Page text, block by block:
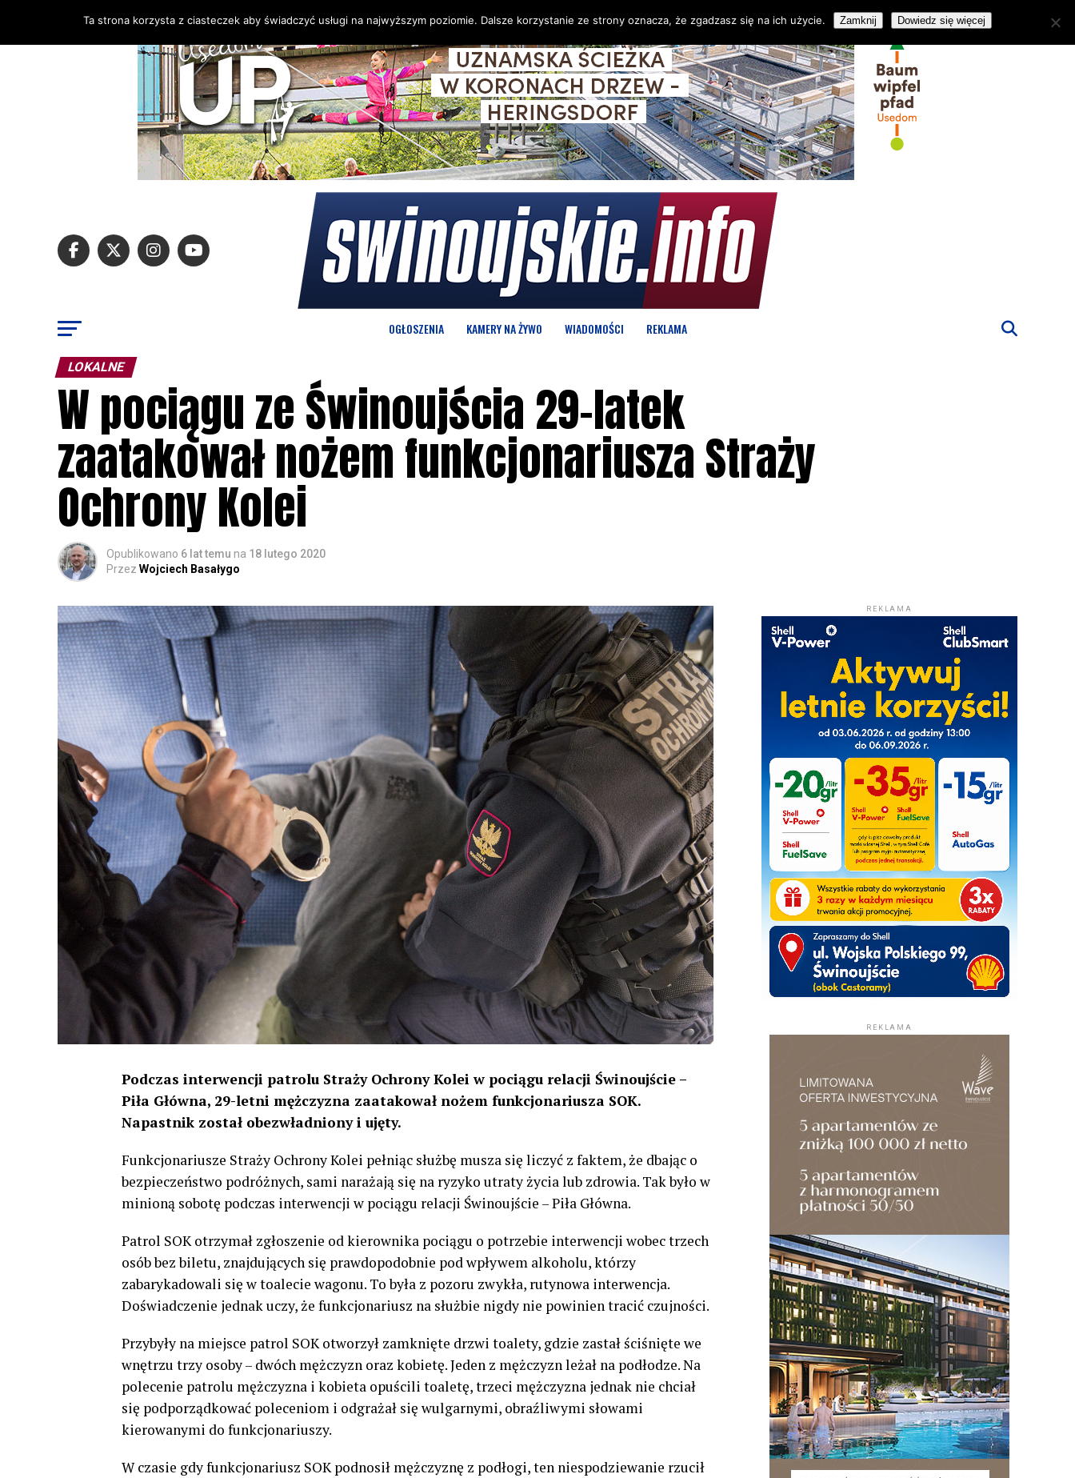
OGŁOSZENIA KAMERY NA ŻYWO WIADOMOŚCI REKLAMA
LOKALNE
W pociągu ze Świnoujścia 29-latek
zaatakował nożem funkcjonariusza Straży
Ochrony Kolei
Opublikowano 6 lat temu na 18 lutego 2020
Przez Wojciech Basałygo
Podczas interwencji patrolu Straży Ochrony Kolei w pociągu relacji Świnoujście –
Piła Główna, 29-letni mężczyzna zaatakował nożem funkcjonariusza SOK.
Napastnik został obezwładniony i ujęty.
Funkcjonariusze Straży Ochrony Kolei pełniąc służbę musza się liczyć z faktem, że dbając o
bezpieczeństwo podróżnych, sami narażają się na ryzyko utraty życia lub zdrowia. Tak było w
minioną sobotę podczas interwencji w pociągu relacji Świnoujście – Piła Główna.
Patrol SOK otrzymał zgłoszenie od kierownika pociągu o potrzebie interwencji wobec trzech
osób bez biletu, znajdujących się prawdopodobnie pod wpływem alkoholu, którzy
zabarykadowali się w toalecie wagonu. To była z pozoru zwykła, rutynowa interwencja.
Doświadczenie jednak uczy, że funkcjonariusz na służbie nigdy nie powinien tracić czujności.
Przybyły na miejsce patrol SOK otworzył zamknięte drzwi toalety, gdzie zastał ściśnięte we
wnętrzu trzy osoby – dwóch mężczyzn oraz kobietę. Jeden z mężczyzn leżał na podłodze. Na
polecenie patrolu mężczyzna i kobieta opuścili toaletę, trzeci mężczyzna jednak nie chciał
się podporządkować poleceniom i odgrażał się wulgarnymi, obraźliwymi słowami
kierowanymi do funkcjonariuszy.
W czasie gdy funkcjonariusz SOK podnosił mężczyznę z podłogi, ten niespodziewanie rzucił
REKLAMA
REKLAMA
Ta strona korzysta z ciasteczek aby świadczyć usługi na najwyższym poziomie. Dalsze korzystanie ze strony oznacza, że zgadzasz się na ich użycie. Zamknij Dowiedz się więcej